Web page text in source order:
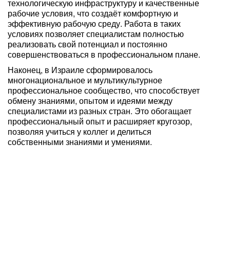
технологическую инфраструктуру и качественные
рабочие условия, что создаёт комфортную и
эффективную рабочую среду. Работа в таких
условиях позволяет специалистам полностью
реализовать свой потенциал и постоянно
совершенствоваться в профессиональном плане.
Наконец, в Израиле сформировалось
многонациональное и мультикультурное
профессиональное сообщество, что способствует
обмену знаниями, опытом и идеями между
специалистами из разных стран. Это обогащает
профессиональный опыт и расширяет кругозор,
позволяя учиться у коллег и делиться
собственными знаниями и умениями.